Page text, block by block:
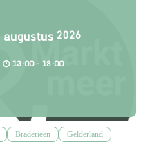
augustus 2026
13:00 - 18:00
Braderieën Gelderland